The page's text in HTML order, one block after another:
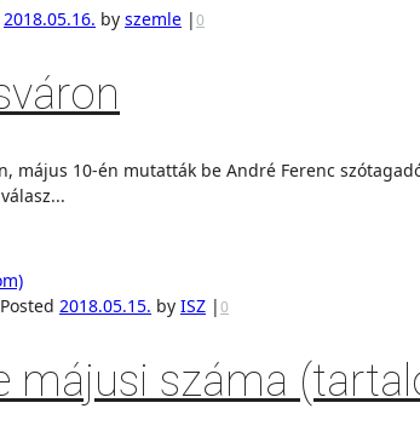
2018.05.16. by szemle |0
május 10-én mutatták be André Ferenc
Posted 2018.05.15. by ISZ |0
májusi száma